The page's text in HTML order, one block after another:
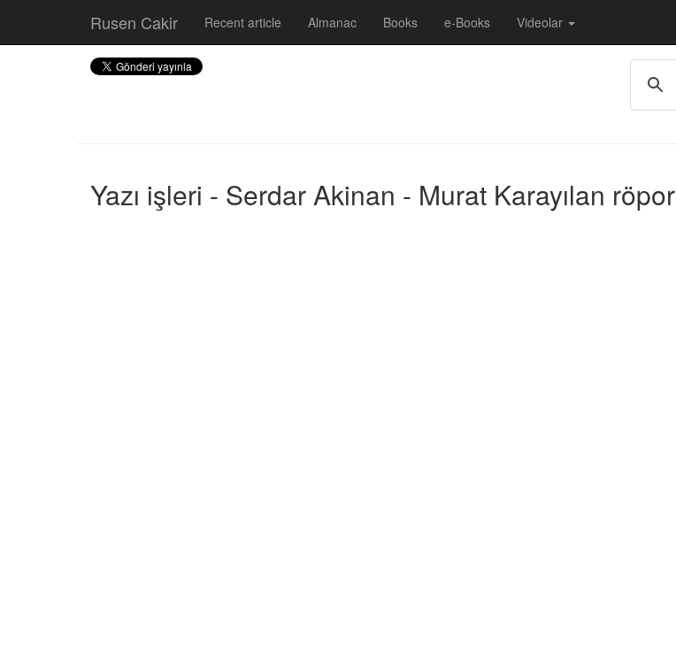
Rusen Cakir Recent article Almanac Books e-Books Videolar
Yazı işleri - Serdar Akinan - Murat Karayılan